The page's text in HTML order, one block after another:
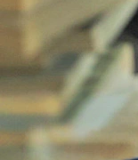
2026/
ド
全な
2026/
キ
説！